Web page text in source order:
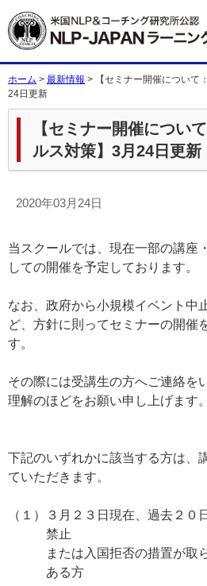
ホーム > 最新情報 >
【セミナー開催について
24日更新
【セミナー開催につい
ルス対策】3月24日更新
2020年03月24日
当スクールでは、現在一部の講座
しての開催を予定しております。
なお、政府から小規模イベント中
ど、方針に則ってセミナーの開催
す。
その際には受講生の方へご連絡を
理解のほどをお願い申し上げます。
下記のいずれかに該当する方は、
ていただきます。
（１）
３月２３日現在、過去２０
禁止
または入国拒否の措置が取
ある方